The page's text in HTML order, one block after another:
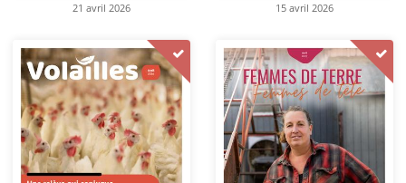
21 avril 2026 15 avril 2026